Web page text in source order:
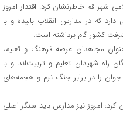
قم خاطرنشان کرد: اقتدار امروز
که در مدارس انقلاب بالیده و با
کشور گام برداشته است.
مجاهدان عرصه فرهنگ و تعلیم،
راه شهیدان تعلیم و تربیت‌اند و با
را در برابر جنگ نرم و هجمه‌های
کرد: امروز نیز مدارس باید سنگر اصلی